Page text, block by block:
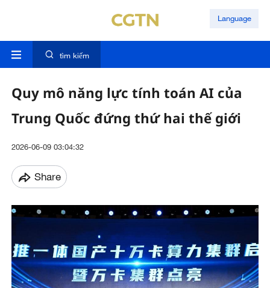
Language
tìm kiếm
Quy mô năng lực tính toán AI của
Trung Quốc đứng thứ hai thế giới
2026-06-09 03:04:32
Share